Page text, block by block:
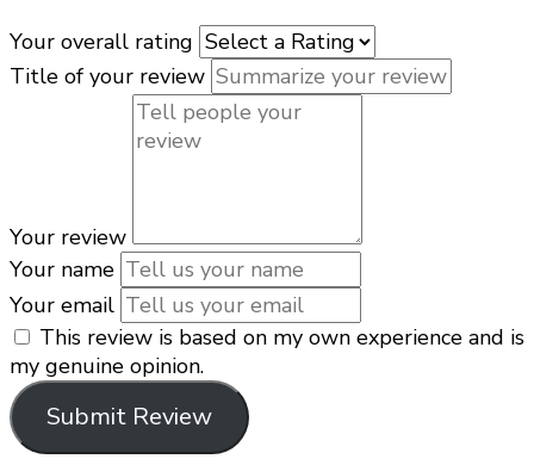
Your overall rating
Title of your review
Your review
Your name
Your email
This review is based on my own experience and is
my genuine opinion.
Submit Review